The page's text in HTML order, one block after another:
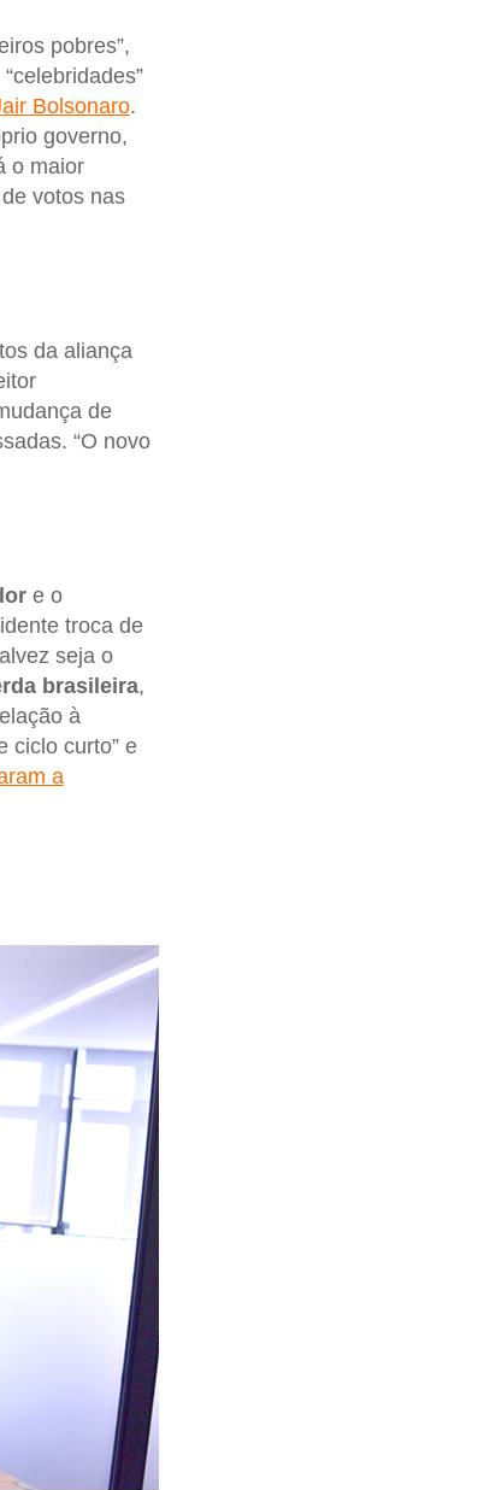
pobres”,
Bolsonaro.
governo,
o maior
votos nas
da aliança
de
“O novo
e o
troca de
seja o
brasileira,
à
ciclo curto” e
a